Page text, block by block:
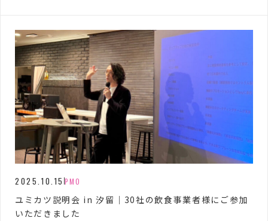
2025.10.15 PMO
ユミカツ説明会 in 汐留｜30社の飲食事業者様にご参加
いただきました